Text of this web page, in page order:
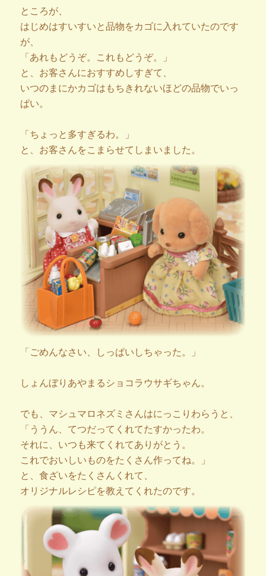
ところが、
はじめはすいすいと品物をカゴに入れていたのです
が、
「あれもどうぞ。これもどうぞ。」
と、お客さんにおすすめしすぎて、
いつのまにかカゴはもちきれないほどの品物でいっ
ぱい。
「ちょっと多すぎるわ。」
と、お客さんをこまらせてしまいました。
「ごめんなさい、しっぱいしちゃった。」
しょんぼりあやまるショコラウサギちゃん。
でも、マシュマロネズミさんはにっこりわらうと、
「ううん、てつだってくれてたすかったわ。
それに、いつも来てくれてありがとう。
これでおいしいものをたくさん作ってね。」
と、食ざいをたくさんくれて、
オリジナルレシピを教えてくれたのです。